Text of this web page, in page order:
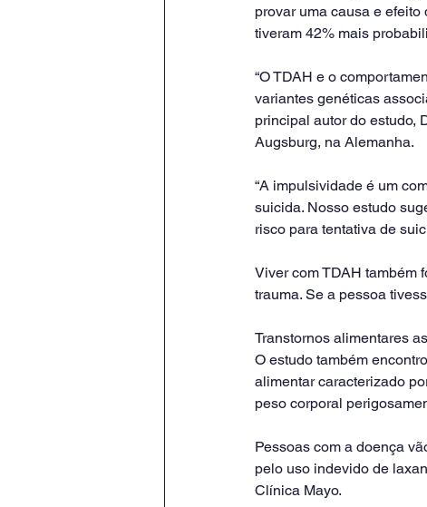
provar uma causa e
tiveram 42% mais
“O TDAH e o
variantes genéticas
principal autor do estudo,
Augsburg, na Alemanha.
“A impulsividade é um
suicida. Nosso estudo
risco para tentativa de
Viver com TDAH também
trauma. Se a pessoa
Transtornos alimentares
O estudo também
alimentar caracterizado
peso corporal
Pessoas com a doença
pelo uso indevido de
Clínica Mayo.